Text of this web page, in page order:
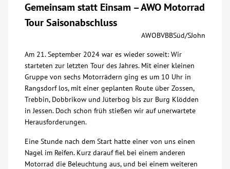
Beratung & Hilfe
Bildung
Über uns
Spenden
Gemeinsam statt Einsam – AWO Motorrad
Tour Saisonabschluss
AWOBVBBSüd/SJohn
Am 21. September 2024 war es wieder soweit: Wir
starteten zur letzten Tour des Jahres. Mit einer kleinen
Gruppe von sechs Motorrädern ging es um 10 Uhr in
Rangsdorf los, mit einer geplanten Route über Zossen,
Trebbin, Dobbrikow und Jüterbog bis zur Burg Klödden
in Jessen. Doch schon früh stießen wir auf unerwartete
Herausforderungen.
Eine Stunde nach dem Start hatte einer von uns einen
Nagel im Reifen. Kurz darauf fiel bei einem anderen
Motorrad die Beleuchtung aus, und bei einem weiteren